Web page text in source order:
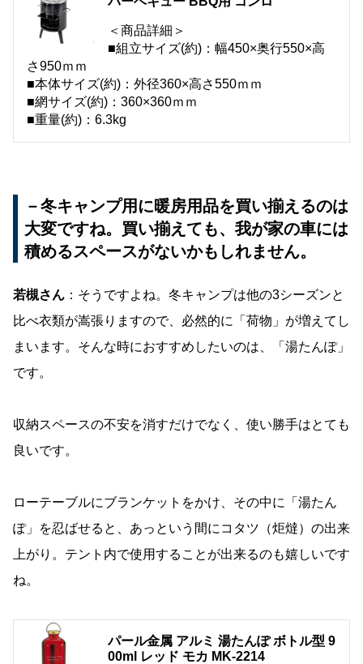
＜商品詳細＞
■組立サイズ(約)：幅450×奥行550×高
さ950ｍｍ
■本体サイズ(約)：外径360×高さ550ｍｍ
■網サイズ(約)：360×360ｍｍ
■重量(約)：6.3kg
－冬キャンプ用に暖房用品を買い揃えるのは
大変ですね。買い揃えても、我が家の車には
積めるスペースがないかもしれません。
若槻さん ：そうですよね。冬キャンプは他の3シーズンと
比べ衣類が嵩張りますので、必然的に「荷物」が増えてし
まいます。そんな時におすすめしたいのは、「湯たんぽ」
です。
収納スペースの不安を消すだけでなく、使い勝手はとても
良いです。
ローテーブルにブランケットをかけ、その中に「湯たん
ぽ」を忍ばせると、あっという間にコタツ（炬燵）の出来
上がり。テント内で使用することが出来るのも嬉しいです
ね。
パール金属 アルミ 湯たんぽ ボトル型 9
00ml レッド モカ MK-2214